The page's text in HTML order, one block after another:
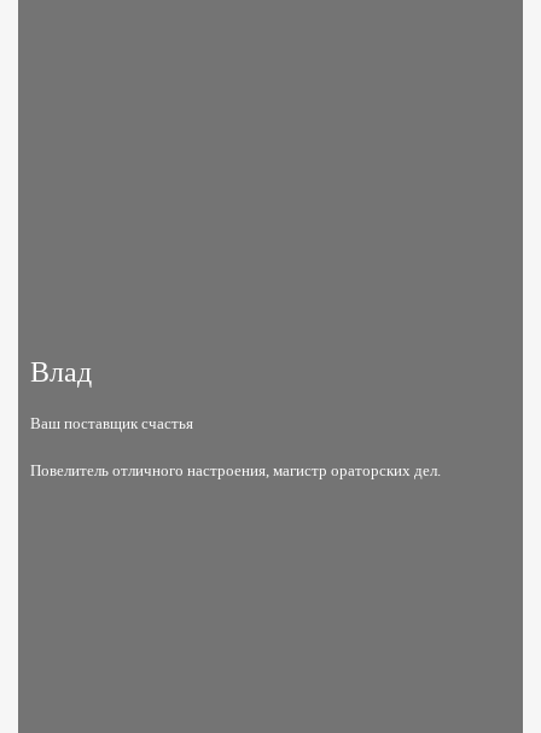
Влад
Ваш поставщик счастья
Повелитель отличного настроения, магистр ораторских дел.